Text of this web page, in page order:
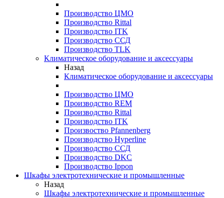
Производство ЦМО
Производство Rittal
Производство ITK
Производство ССД
Производство TLK
Климатическое оборудование и аксессуары
Назад
Климатическое оборудование и аксессуары
Производство ЦМО
Производство REM
Производство Rittal
Производство ITK
Произвоство Pfannenberg
Производство Hyperline
Производство ССД
Производство DKC
Производство Ippon
Шкафы электротехнические и промышленные
Назад
Шкафы электротехнические и промышленные